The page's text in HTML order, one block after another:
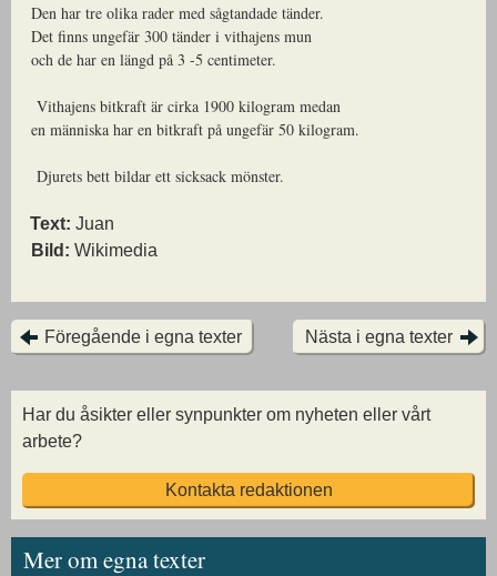
Den har tre olika rader med sågtandade tänder.
Det finns ungefär 300 tänder i vithajens mun
och de har en längd på 3 -5 centimeter.
Vithajens bitkraft är cirka 1900 kilogram medan
en människa har en bitkraft på ungefär 50 kilogram.
Djurets bett bildar ett sicksack mönster.
Text: Juan
Bild: Wikimedia
Föregående i egna texter Nästa i egna texter
Har du åsikter eller synpunkter om nyheten eller vårt
arbete?
Kontakta redaktionen
Mer om egna texter